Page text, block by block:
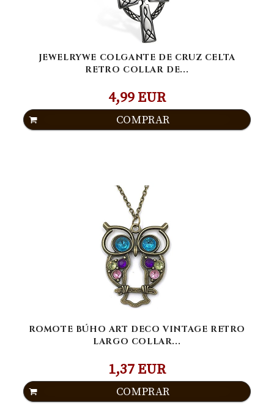
JEWELRYWE COLGANTE DE CRUZ CELTA
RETRO COLLAR DE...
4,99 EUR
COMPRAR
ROMOTE BÚHO ART DECO VINTAGE RETRO
LARGO COLLAR...
1,37 EUR
COMPRAR